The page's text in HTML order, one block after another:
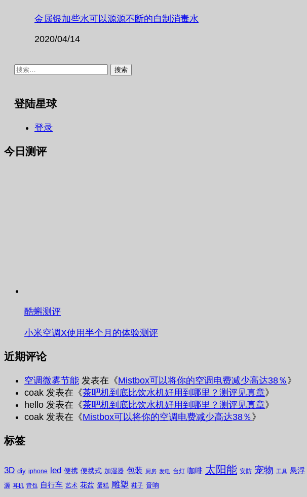
金属银加些水可以源源不断的自制消毒水
2020/04/14
搜
登陆星球
登录
今日测评
酷蝌测评
小米空调X使用半个月的体验测评
近期评论
空调微雾节能 发表在《Mistbox可以将你的空调电费减少高达38％ 》
coak 发表在《茶吧机到底比饮水机好用到哪里？测评见真章》
hello 发表在《茶吧机到底比饮水机好用到哪里？测评见真章》
coak 发表在《Mistbox可以将你的空调电费减少高达38％ 》
标签
3D diy iphone led 便携 便携式 加湿器 包装 厨房 发电 台灯 咖啡 太阳能 安防 宠物 工具 悬浮
源 耳机 背包 自行车 艺术 花盆 蛋糕 雕塑 鞋子 音响